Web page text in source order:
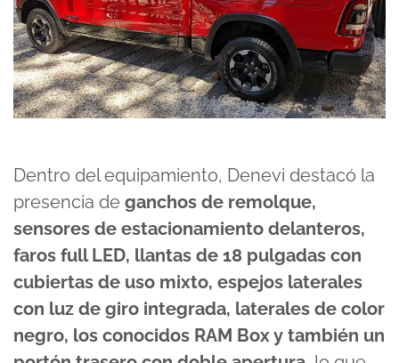
Dentro del equipamiento, Denevi destacó la
presencia de ganchos de remolque,
sensores de estacionamiento delanteros,
faros full LED, llantas de 18 pulgadas con
cubiertas de uso mixto, espejos laterales
con luz de giro integrada, laterales de color
negro, los conocidos RAM Box y también un